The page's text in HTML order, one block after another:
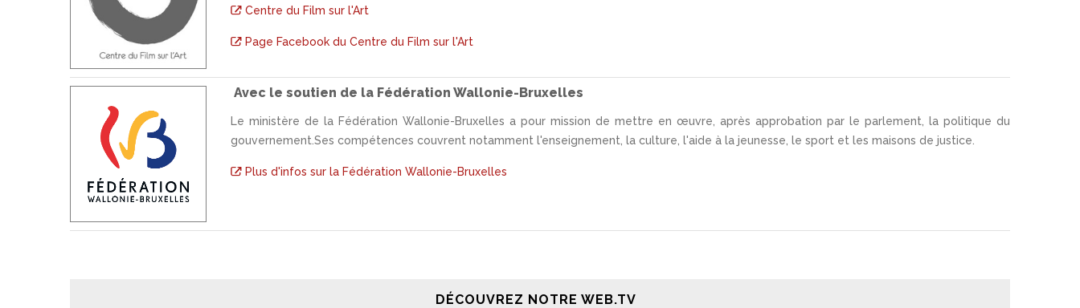
Centre du Film sur l'Art
Page Facebook du Centre du Film sur l'Art
Avec le soutien de la Fédération Wallonie-Bruxelles
Le ministère de la Fédération Wallonie-Bruxelles a pour mission de mettre en œuvre, après approbation par le parlement, la politique du
gouvernement.Ses compétences couvrent notamment l'enseignement, la culture, l'aide à la jeunesse, le sport et les maisons de justice.
Plus d'infos sur la Fédération Wallonie-Bruxelles
DÉCOUVREZ NOTRE WEB.TV